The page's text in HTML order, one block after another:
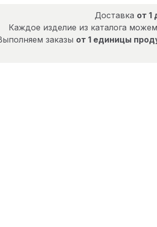
Доставка от 1
Каждое изделие из каталога
заказы от 1 единицы